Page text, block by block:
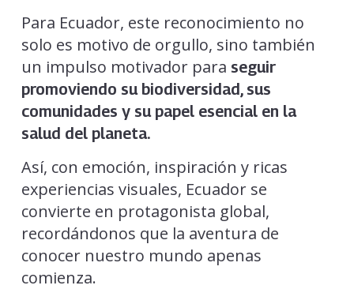
Para Ecuador, este reconocimiento no
solo es motivo de orgullo, sino también
un impulso motivador para seguir
promoviendo su biodiversidad, sus
comunidades y su papel esencial en la
salud del planeta.
Así, con emoción, inspiración y ricas
experiencias visuales, Ecuador se
convierte en protagonista global,
recordándonos que la aventura de
conocer nuestro mundo apenas
comienza.